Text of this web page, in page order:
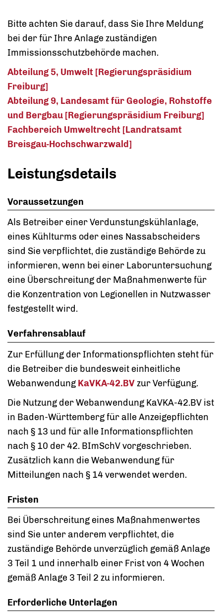
Bitte achten Sie darauf, dass Sie Ihre Meldung
bei der für Ihre Anlage zuständigen
Immissionsschutzbehörde machen.
Abteilung 5, Umwelt [Regierungspräsidium
Freiburg]
Abteilung 9, Landesamt für Geologie, Rohstoffe
und Bergbau [Regierungspräsidium Freiburg]
Fachbereich Umweltrecht [Landratsamt
Breisgau-Hochschwarzwald]
Leistungsdetails
Voraussetzungen
Als Betreiber einer Verdunstungskühlanlage,
eines Kühlturms oder eines Nassabscheiders
sind Sie verpflichtet, die zuständige Behörde zu
informieren, wenn bei einer Laboruntersuchung
eine Überschreitung der Maßnahmenwerte für
die Konzentration von Legionellen in Nutzwasser
festgestellt wird.
Verfahrensablauf
Zur Erfüllung der Informationspflichten steht für
die Betreiber die bundesweit einheitliche
Webanwendung KaVKA-42.BVzur Verfügung.
Die Nutzung der Webanwendung KaVKA-42.BV ist
in Baden-Württemberg für alle Anzeigepflichten
nach § 13 und für alle Informationspflichten
nach § 10 der 42. BImSchV vorgeschrieben.
Zusätzlich kann die Webanwendung für
Mitteilungen nach § 14 verwendet werden.
Fristen
Bei Überschreitung eines Maßnahmenwertes
sind Sie unter anderem verpflichtet, die
zuständige Behörde unverzüglich gemäß Anlage
3 Teil 1 und innerhalb einer Frist von 4 Wochen
gemäß Anlage 3 Teil 2 zu informieren.
Erforderliche Unterlagen